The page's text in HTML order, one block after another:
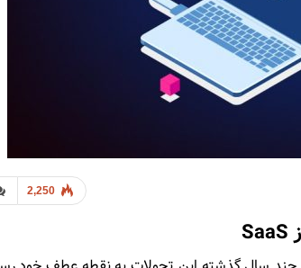
2,250